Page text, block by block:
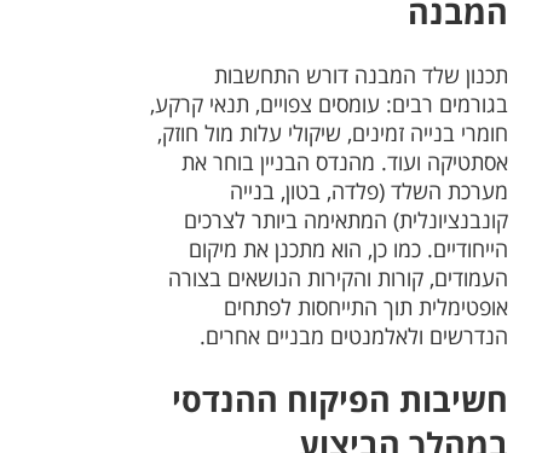
המבנה
תכנון שלד המבנה דורש התחשבות
בגורמים רבים: עומסים צפויים, תנאי קרקע,
חומרי בנייה זמינים, שיקולי עלות מול חוזק,
אסתטיקה ועוד. מהנדס הבניין בוחר את
מערכת השלד (פלדה, בטון, בנייה
קונבנציונלית) המתאימה ביותר לצרכים
הייחודיים. כמו כן, הוא מתכנן את מיקום
העמודים, קורות והקירות הנושאים בצורה
אופטימלית תוך התייחסות לפתחים
הנדרשים ולאלמנטים מבניים אחרים.
חשיבות הפיקוח ההנדסי